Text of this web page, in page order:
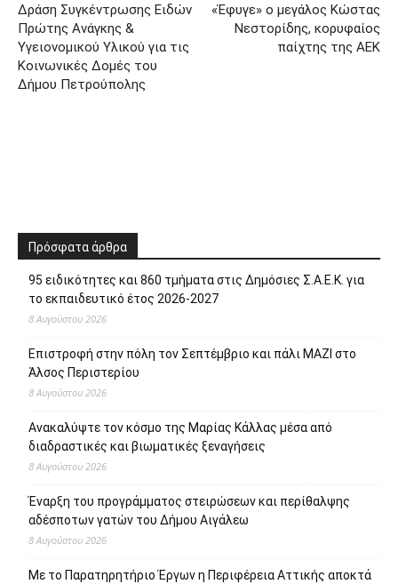
Δράση Συγκέντρωσης Ειδών
Πρώτης Ανάγκης &
Υγειονομικού Υλικού για τις
Κοινωνικές Δομές του
Δήμου Πετρούπολης
«Έφυγε» ο μεγάλος Κώστας
Νεστορίδης, κορυφαίος
παίχτης της ΑΕΚ
Πρόσφατα άρθρα
95 ειδικότητες και 860 τμήματα στις Δημόσιες Σ.Α.Ε.Κ. για
το εκπαιδευτικό έτος 2026-2027
8 Αυγούστου 2026
Επιστροφή στην πόλη τον Σεπτέμβριο και πάλι ΜΑΖΙ στο
Άλσος Περιστερίου
8 Αυγούστου 2026
Ανακαλύψτε τον κόσμο της Μαρίας Κάλλας μέσα από
διαδραστικές και βιωματικές ξεναγήσεις
8 Αυγούστου 2026
Έναρξη του προγράμματος στειρώσεων και περίθαλψης
αδέσποτων γατών του Δήμου Αιγάλεω
8 Αυγούστου 2026
Με το Παρατηρητήριο Έργων η Περιφέρεια Αττικής αποκτά